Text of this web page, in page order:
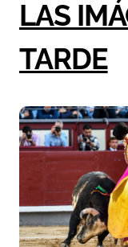
LAS
TARDE